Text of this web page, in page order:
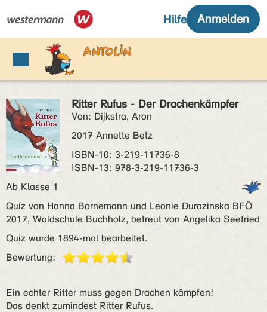
Ritter Rufus - Der Drachenkämpfer
Von: Dijkstra, Aron
2017 Annette Betz
ISBN‑10: 3-219-11736-8
ISBN‑13: 978-3-219-11736-3
Ab Klasse 1
Quiz von Hanna Bornemann und Leonie Durazinska BFÖ
2017, Waldschule Buchholz, betreut von Angelika Seefried
Quiz wurde 1894-mal bearbeitet.
Bewertung:
Ein echter Ritter muss gegen Drachen kämpfen!
Das denkt zumindest Ritter Rufus.